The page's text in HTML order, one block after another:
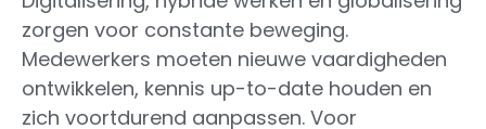
zorgen voor constante beweging.
Medewerkers moeten nieuwe vaardigheden
ontwikkelen, kennis up-to-date houden en
zich voortdurend aanpassen. Voor